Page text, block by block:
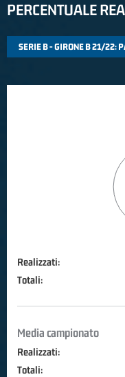
PERCENTUALE
Realizzati:
Totali:
Media campionato
Realizzati:
Totali: